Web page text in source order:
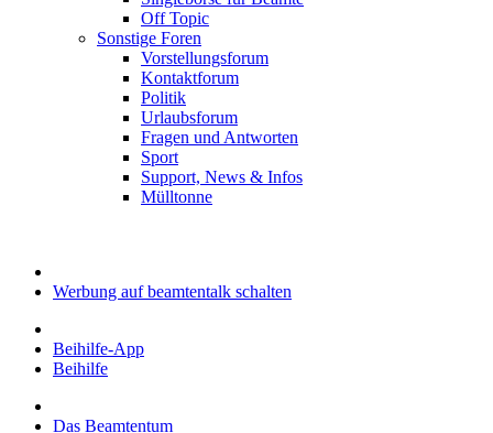
Off Topic
Sonstige Foren
Vorstellungsforum
Kontaktforum
Politik
Urlaubsforum
Fragen und Antworten
Sport
Support, News & Infos
Mülltonne
Werbung auf beamtentalk schalten
Beihilfe-App
Beihilfe
Das Beamtentum